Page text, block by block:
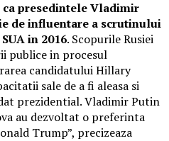
presedintele Vladimir
de influentare a scrutinului
in 2016. Scopurile Rusiei
publice in procesul
candidatului Hillary
sale de a fi aleasa si
prezidential. Vladimir Putin
au dezvoltat o preferinta
Trump”, precizeaza